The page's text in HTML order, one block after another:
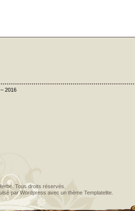
2016
Tous droits réservés.
parWordpress avec un thème Templatelite